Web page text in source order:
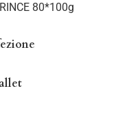
80*100g